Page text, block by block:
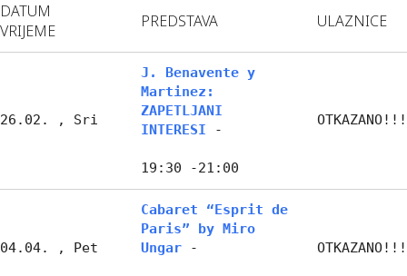
DATUM
VRIJEME
PREDSTAVA ULAZNICE
26.02. , Sri
J. Benavente y
Martinez:
ZAPETLJANI
INTERESI -
19:30 -21:00
OTKAZANO!!!
04.04. , Pet
Cabaret “Esprit de
Paris” by Miro
Ungar - OTKAZANO!!!